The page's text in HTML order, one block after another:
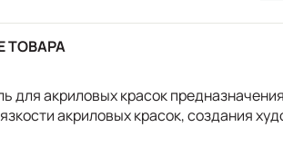
ТОВАРА
для акриловых красок
акриловых красок, создания